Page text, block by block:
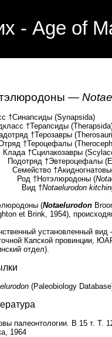
- Age of
—
†Синапсиды (Synapsida)
†Терапсиды
†Терозавры
†Тероцефалы
†Сцилакозавры
†Эвтероцефалы
†Акидногнатовые
†Нотэлюродоны (
†Notaelurodon
(Notaelurodon
et Brink, 1954),
установленный
Капской провинции,
отдел).
(Paleobiology
палеонтологии. В 15 т.
1964